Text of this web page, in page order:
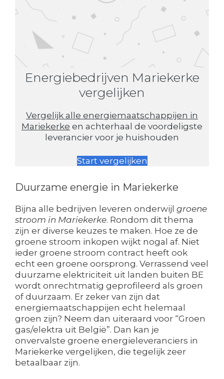
Energiebedrijven Mariekerke
vergelijken
Vergelijk alle energiemaatschappijen in
Mariekerke en achterhaal de voordeligste
leverancier voor je huishouden
Start vergelijken
Duurzame energie in Mariekerke
Bijna alle bedrijven leveren onderwijl groene
stroom in Mariekerke. Rondom dit thema
zijn er diverse keuzes te maken. Hoe ze de
groene stroom inkopen wijkt nogal af. Niet
ieder groene stroom contract heeft ook
echt een groene oorsprong. Verrassend veel
duurzame elektriciteit uit landen buiten BE
wordt onrechtmatig geprofileerd als groen
of duurzaam. Er zeker van zijn dat
energiemaatschappijen echt helemaal
groen zijn? Neem dan uiteraard voor “Groen
gas/elektra uit België”. Dan kan je
onvervalste groene energieleveranciers in
Mariekerke vergelijken, die tegelijk zeer
betaalbaar zijn.